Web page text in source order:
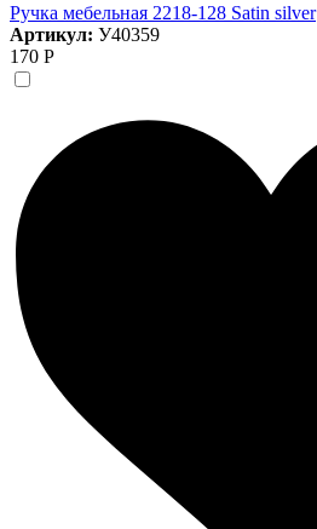
Ручка мебельная 2218-128 Satin silver
Артикул: У40359
170 Р